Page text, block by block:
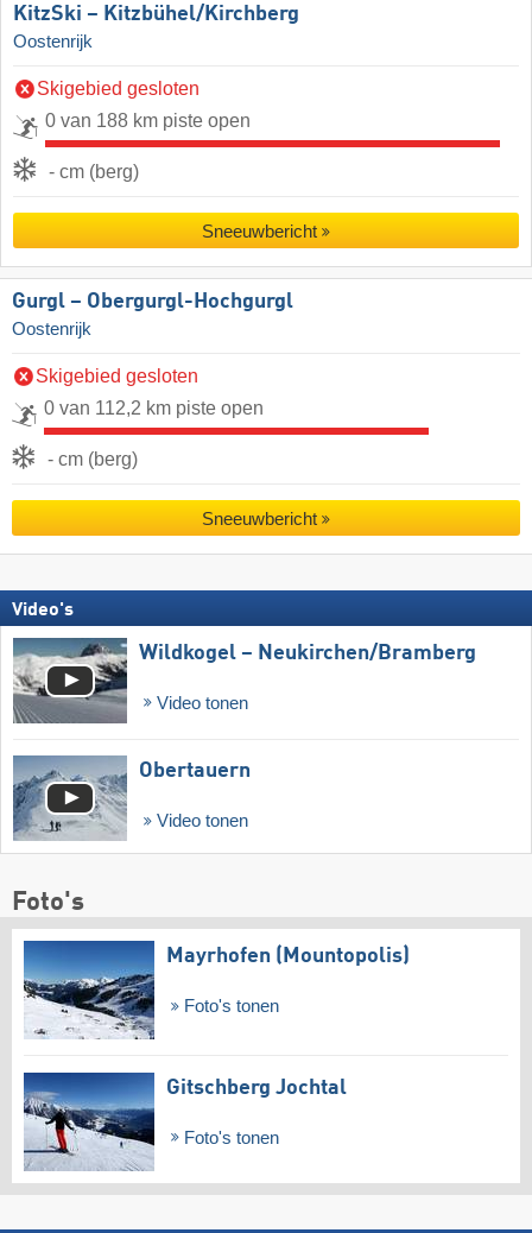
KitzSki – Kitzbühel/​Kirchberg
Oostenrijk
Skigebied gesloten
0 van 188 km piste open
- cm (berg)
Sneeuwbericht
Gurgl – Obergurgl-Hochgurgl
Oostenrijk
Skigebied gesloten
0 van 112,2 km piste open
- cm (berg)
Sneeuwbericht
Video's
Wildkogel – Neukirchen/​Bramberg
Video tonen
Obertauern
Video tonen
Foto's
Mayrhofen (Mountopolis)
Foto's tonen
Gitschberg Jochtal
Foto's tonen